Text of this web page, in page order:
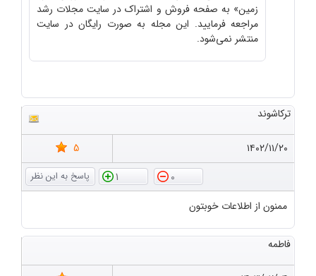
زمین» به صفحه فروش و اشتراک در سایت مجلات رشد
مراجعه فرمایید. این مجله به صورت رایگان در سایت
منتشر نمی‌شود.
ترکاشوند
۱۴۰۲/۱۱/۲۰
5
0
1
ممنون از اطلاعات خوبتون
فاطمه